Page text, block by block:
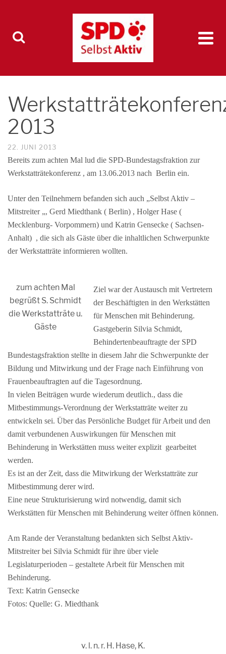
2013
22. JUNI 2013
Bereits zum achten Mal lud die SPD-Bundestagsfraktion zur
Werkstatträtekonferenz , am 13.06.2013 nach Berlin ein.
Unter den Teilnehmern befanden sich auch „Selbst Aktiv –
Mitstreiter „, Gerd Miedthank ( Berlin) , Holger Hase (
Mecklenburg- Vorpommern) und Katrin Gensecke ( Sachsen-
Anhalt) , die sich als Gäste über die inhaltlichen Schwerpunkte
der Werkstatträte informieren wollten.
zum achten Mal
begrüßt S. Schmidt
die Werkstatträte u.
Gäste
Ziel war der Austausch mit Vertretern
der Beschäftigten in den Werkstätten
für Menschen mit Behinderung.
Gastgeberin Silvia Schmidt,
Behindertenbeauftragte der SPD
Bundestagsfraktion stellte in diesem Jahr die Schwerpunkte der
Bildung und Mitwirkung und der Frage nach Einführung von
Frauenbeauftragten auf die Tagesordnung.
In vielen Beiträgen wurde wiederum deutlich., dass die
Mitbestimmungs-Verordnung der Werkstatträte weiter zu
entwickeln sei. Über das Persönliche Budget für Arbeit und den
damit verbundenen Auswirkungen für Menschen mit
Behinderung in Werkstätten muss weiter explizit gearbeitet
werden.
Es ist an der Zeit, dass die Mitwirkung der Werkstatträte zur
Mitbestimmung derer wird.
Eine neue Strukturisierung wird notwendig, damit sich
Werkstätten für Menschen mit Behinderung weiter öffnen können.
Am Rande der Veranstaltung bedankten sich Selbst Aktiv-
Mitstreiter bei Silvia Schmidt für ihre über viele
Legislaturperioden – gestaltete Arbeit für Menschen mit
Behinderung.
Text: Katrin Gensecke
Fotos: Quelle: G. Miedthank
v. l. n. r. H. Hase, K.